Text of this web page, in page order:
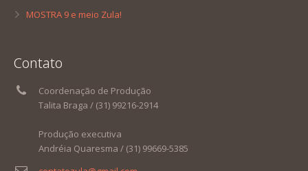
MOSTRA 9 e meio Zula!
Contato
Coordenação de Produção
Talita Braga / (31) 99216-2914
Produção executiva
Andréia Quaresma / (31) 99669-5385